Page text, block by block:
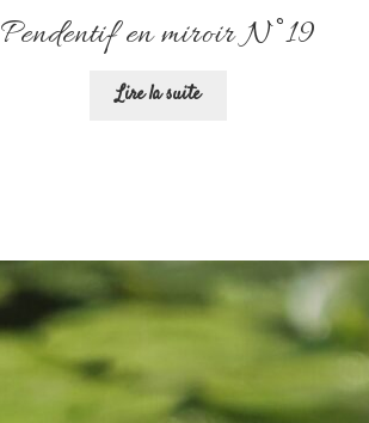
Pendentif en miroir N°19
Lire la suite